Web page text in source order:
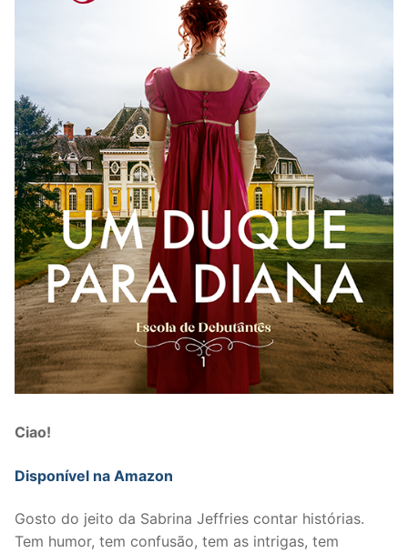
Ciao!
Disponível na Amazon
Gosto do jeito da Sabrina Jeffries contar histórias.
Tem humor, tem confusão, tem as intrigas, tem